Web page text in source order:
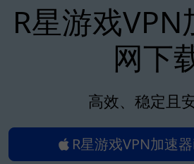
R星游戏
网下
高效、稳定且
R星游戏VPN加速